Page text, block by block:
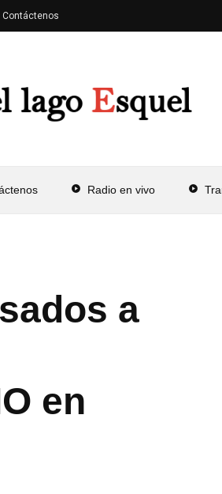
play_circle Radio en vivo play_circle
Contáctenos
a
en